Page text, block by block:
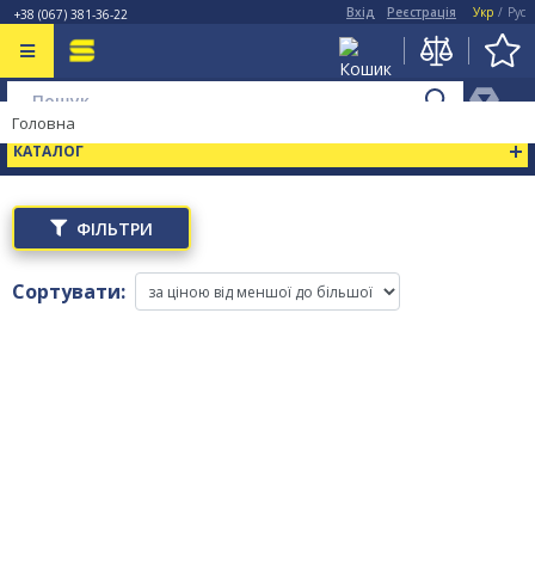
+38 (067) 381-36-22 Вхід Реєстрація Укр / Рус
КАТАЛОГ
Головна
(0)
ФІЛЬТРИ
Сортувати: